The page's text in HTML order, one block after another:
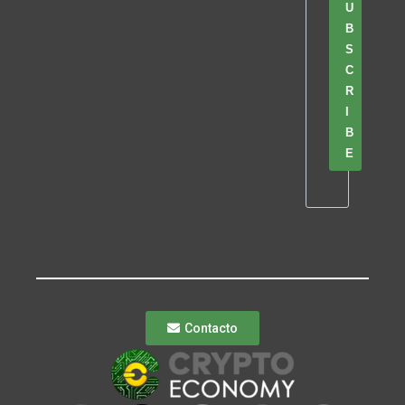
U
B
S
C
R
B
E
Contacto